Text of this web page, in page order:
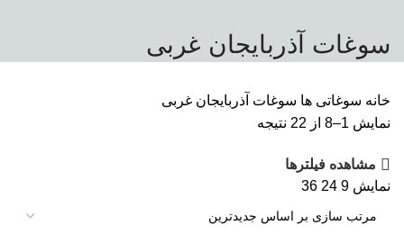
سوغات آذربایجان غربی
خانه سوغاتی ها سوغات آذربایجان غربی
نمایش 1–8 از 22 نتیجه
مشاهده فیلترها
نمایش 9
24
36